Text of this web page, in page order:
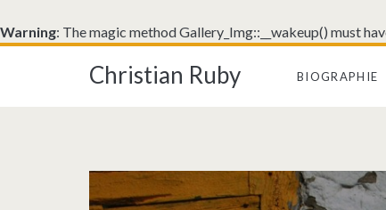
Warning: The magic method Gallery_Img::__wakeup() must
Christian Ruby BIOGRAPHIE